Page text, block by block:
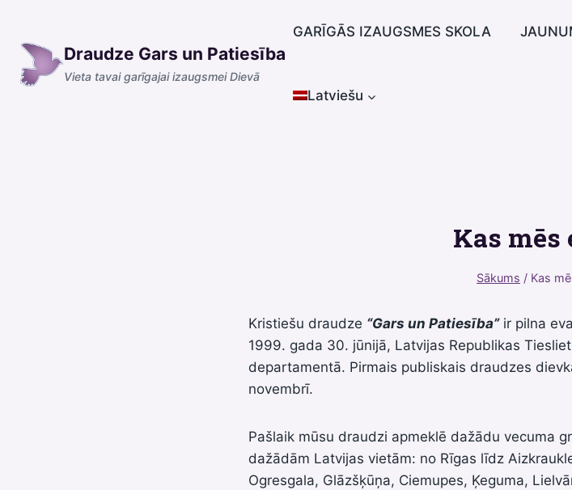
content
Draudze Gars un Patiesība
Vieta tavai garīgajai izaugsmei Dievā
GARĪGĀS IZAUGSMES SKOLA
Latviešu
Kas mēs
Sākums / Kas
Kristiešu draudze “Gars un Patiesība”ir pilna
1999. gada 30. jūnijā, Latvijas Republikas
departamentā. Pirmais publiskais draudzes
novembrī.
Pašlaik mūsu draudzi apmeklē dažādu vecuma
dažādām Latvijas vietām: no Rīgas līdz
Ogresgala, Glāzšķūņa, Ciemupes, Ķeguma,